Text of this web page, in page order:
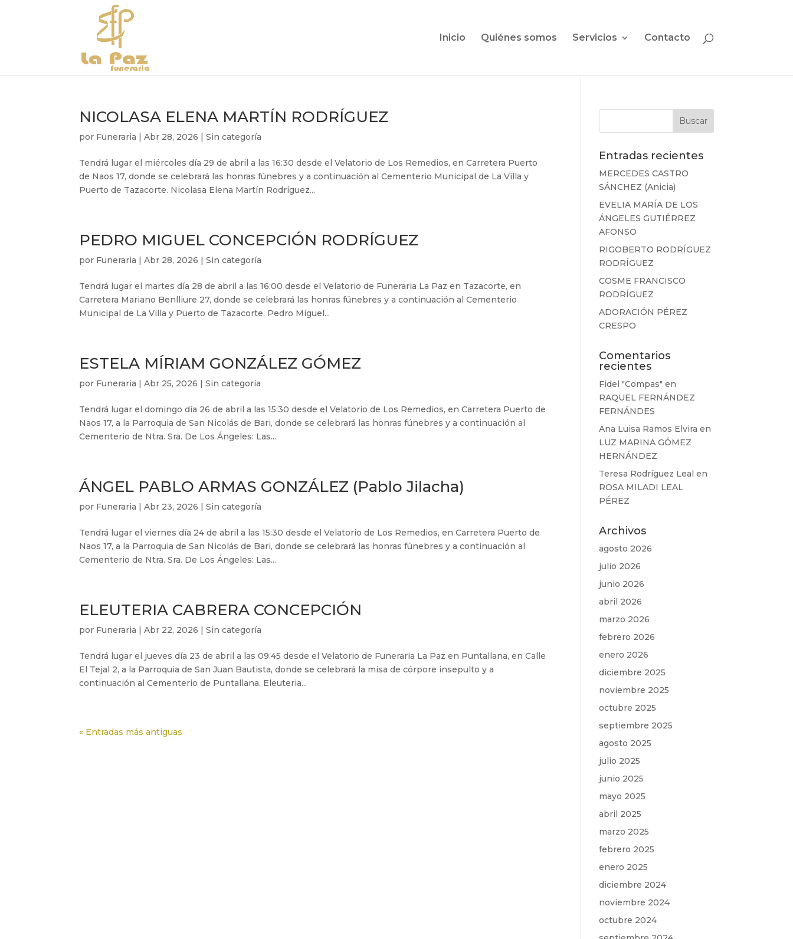
Inicio Quiénes somos Servicios Contacto
NICOLASA ELENA MARTÍN RODRÍGUEZ
por Funeraria |Abr 28, 2026 |Sin categoría
Tendrá lugar el miércoles día 29 de abril a las 16:30 desde el Velatorio de Los Remedios, en Carretera Puerto
de Naos 17, donde se celebrará las honras fúnebres y a continuación al Cementerio Municipal de La Villa y
Puerto de Tazacorte. Nicolasa Elena Martín Rodríguez...
PEDRO MIGUEL CONCEPCIÓN RODRÍGUEZ
por Funeraria |Abr 28, 2026 |Sin categoría
Tendrá lugar el martes día 28 de abril a las 16:00 desde el Velatorio de Funeraria La Paz en Tazacorte, en
Carretera Mariano Benlliure 27, donde se celebrará las honras fúnebres y a continuación al Cementerio
Municipal de La Villa y Puerto de Tazacorte. Pedro Miguel...
ESTELA MÍRIAM GONZÁLEZ GÓMEZ
por Funeraria |Abr 25, 2026 |Sin categoría
Tendrá lugar el domingo día 26 de abril a las 15:30 desde el Velatorio de Los Remedios, en Carretera Puerto de
Naos 17, a la Parroquia de San Nicolás de Bari, donde se celebrará las honras fúnebres y a continuación al
Cementerio de Ntra. Sra. De Los Ángeles: Las...
ÁNGEL PABLO ARMAS GONZÁLEZ (Pablo Jilacha)
por Funeraria |Abr 23, 2026 |Sin categoría
Tendrá lugar el viernes día 24 de abril a las 15:30 desde el Velatorio de Los Remedios, en Carretera Puerto de
Naos 17, a la Parroquia de San Nicolás de Bari, donde se celebrará las honras fúnebres y a continuación al
Cementerio de Ntra. Sra. De Los Ángeles: Las...
ELEUTERIA CABRERA CONCEPCIÓN
por Funeraria |Abr 22, 2026 |Sin categoría
Tendrá lugar el jueves día 23 de abril a las 09:45 desde el Velatorio de Funeraria La Paz en Puntallana, en Calle
El Tejal 2, a la Parroquia de San Juan Bautista, donde se celebrará la misa de córpore insepulto y a
continuación al Cementerio de Puntallana. Eleuteria...
« Entradas más antiguas
Entradas recientes
MERCEDES CASTRO
SÁNCHEZ (Anicia)
EVELIA MARÍA DE LOS
ÁNGELES GUTIÉRREZ
AFONSO
RIGOBERTO RODRÍGUEZ
RODRÍGUEZ
COSME FRANCISCO
RODRÍGUEZ
ADORACIÓN PÉREZ
CRESPO
Comentarios
recientes
Fidel "Compas" en
RAQUEL FERNÁNDEZ
FERNÁNDES
Ana Luisa Ramos Elvira en
LUZ MARINA GÓMEZ
HERNÁNDEZ
Teresa Rodríguez Leal en
ROSA MILADI LEAL
PÉREZ
Archivos
agosto 2026
julio 2026
junio 2026
abril 2026
marzo 2026
febrero 2026
enero 2026
diciembre 2025
noviembre 2025
octubre 2025
septiembre 2025
agosto 2025
julio 2025
junio 2025
mayo 2025
abril 2025
marzo 2025
febrero 2025
enero 2025
diciembre 2024
noviembre 2024
octubre 2024